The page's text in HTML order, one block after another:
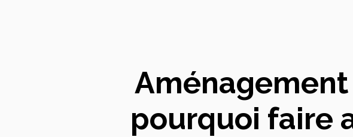
pourquoi faire